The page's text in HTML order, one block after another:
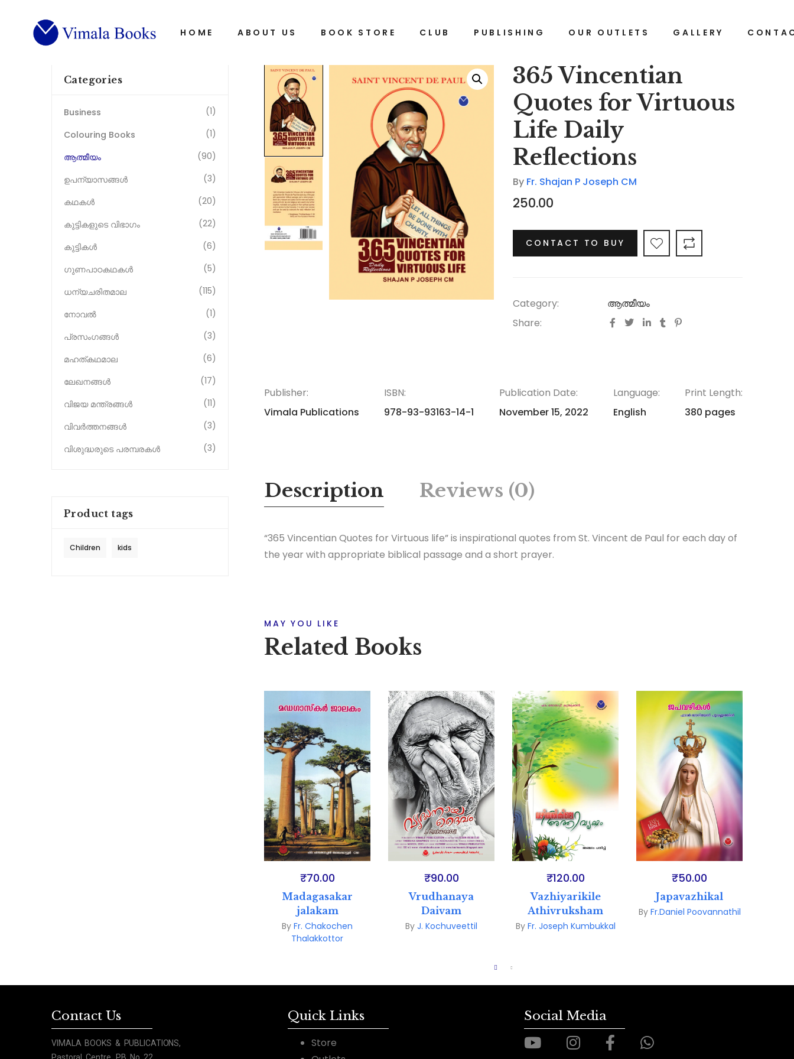
HOME ABOUT US BOOK STORE CLUB PUBLISHING OUR OUTLETS GALLERY
365 Vincentian
Quotes for Virtuous
Life Daily
Reflections
By Fr. Shajan P Joseph CM
250.00
CONTACT TO BUY
Category:
ആത്മീയം
Share:
Publisher:
Vimala Publications
ISBN:
978-93-93163-14-1
Publication Date:
November 15, 2022
Language:
English
Print Length:
380 pages
Description Reviews (0)
“365 Vincentian Quotes for Virtuous life” is inspirational quotes from St. Vincent de Paul for each day of
the year with appropriate biblical passage and a short prayer.
MAY YOU LIKE
Related Books
₹70.00
Madagasakar
jalakam
By Fr. Chakochen
Thalakkottor
₹90.00
Vrudhanaya
Daivam
By J. Kochuveettil
₹120.00
Vazhiyarikile
Athivruksham
By Fr. Joseph Kumbukkal
₹50.00
Japavazhikal
By Fr.Daniel Poovannathil
Categories
Business
(1)
Colouring Books
(1)
ആത്മീയം
(90)
ഉപന്യാസങ്ങൾ
(3)
കഥകൾ
(20)
കുട്ടികളുടെ വിഭാഗം
(22)
കുട്ടികൾ
(6)
ഗുണപാഠകഥകൾ
(5)
ധന്യചരിതമാല
(115)
നോവൽ
(1)
പ്രസംഗങ്ങൾ
(3)
മഹത്കഥമാല
(6)
ലേഖനങ്ങൾ
(17)
വിജയ മന്ത്രങ്ങൾ
(11)
വിവർത്തനങ്ങൾ
(3)
വിശുദ്ധരുടെ പരമ്പരകൾ
(3)
Product tags
Children kids
Contact Us
VIMALA BOOKS & PUBLICATIONS,
Quick Links
Store
Social Media